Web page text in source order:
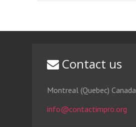
Contact us
Montreal (Quebec) Canada
info@contactimpro.org